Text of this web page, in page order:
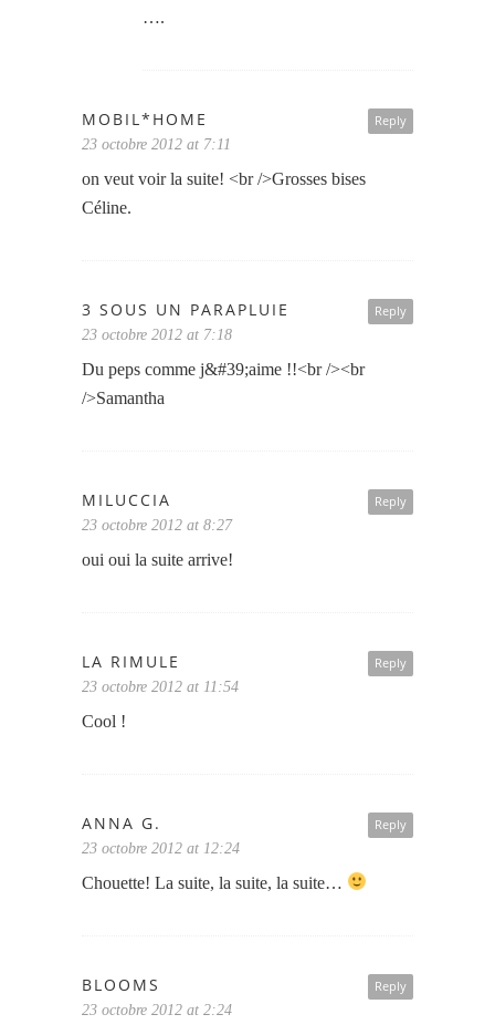
….
Reply
MOBIL*HOME
23 octobre 2012 at 7:11
on veut voir la suite! <br />Grosses bises
Céline.
Reply
3 SOUS UN PARAPLUIE
23 octobre 2012 at 7:18
Du peps comme j&#39;aime !!<br /><br
/>Samantha
Reply
MILUCCIA
23 octobre 2012 at 8:27
oui oui la suite arrive!
Reply
LA RIMULE
23 octobre 2012 at 11:54
Cool !
Reply
ANNA G.
23 octobre 2012 at 12:24
Chouette! La suite, la suite, la suite…
Reply
BLOOMS
23 octobre 2012 at 2:24